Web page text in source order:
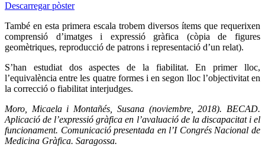
Descarregar pòster
També en esta primera escala trobem diversos ítems que requerixen
comprensió d’imatges i expressió gràfica (còpia de figures
geomètriques, reproducció de patrons i representació d’un relat).
S’han estudiat dos aspectes de la fiabilitat. En primer lloc,
l’equivalència entre les quatre formes i en segon lloc l’objectivitat en
la correcció o fiabilitat interjudges.
Moro, Micaela i Montañés, Susana (noviembre, 2018). BECAD.
Aplicació de l’expressió gràfica en l’avaluació de la discapacitat i el
funcionament. Comunicació presentada en l’I Congrés Nacional de
Medicina Gràfica. Saragossa.